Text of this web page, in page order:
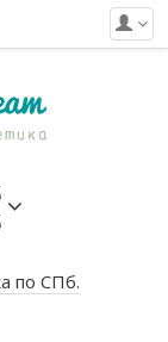
по СПб.